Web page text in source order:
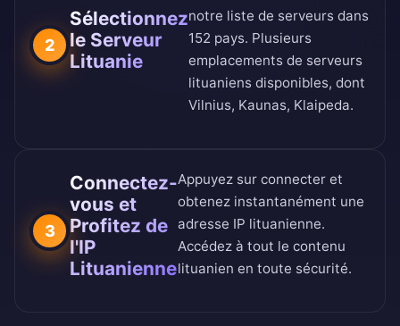
2
Sélectionnez
le Serveur
Lituanie
notre liste de serveurs dans
152 pays. Plusieurs
emplacements de serveurs
lituaniens disponibles, dont
Vilnius, Kaunas, Klaipeda.
3
Connectez-
vous et
Profitez de
l'IP
Lituanienne
Appuyez sur connecter et
obtenez instantanément une
adresse IP lituanienne.
Accédez à tout le contenu
lituanien en toute sécurité.